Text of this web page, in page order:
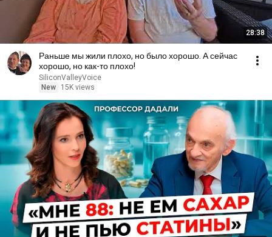
28:38
Раньше мы жили плохо, но было хорошо. А сейчас
хорошо, но как-то плохо!
SiliconValleyVoice
New
15K views